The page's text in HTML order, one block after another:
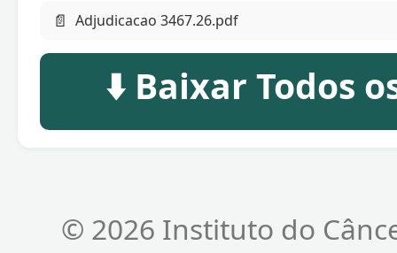
📄 Adjudicacao 3467.26.pdf
⬇️ Baixar Todos
© 2026 Instituto do